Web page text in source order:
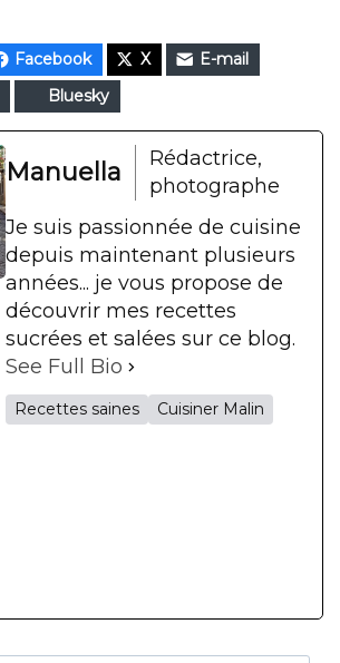
Facebook X
E-mail
Bluesky
Manuella
Rédactrice,
photographe
Je suis passionnée de cuisine
depuis maintenant plusieurs
années... je vous propose de
découvrir mes recettes
sucrées et salées sur ce blog.
See Full Bio
Recettes saines Cuisiner Malin